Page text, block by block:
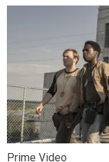
Prime Video